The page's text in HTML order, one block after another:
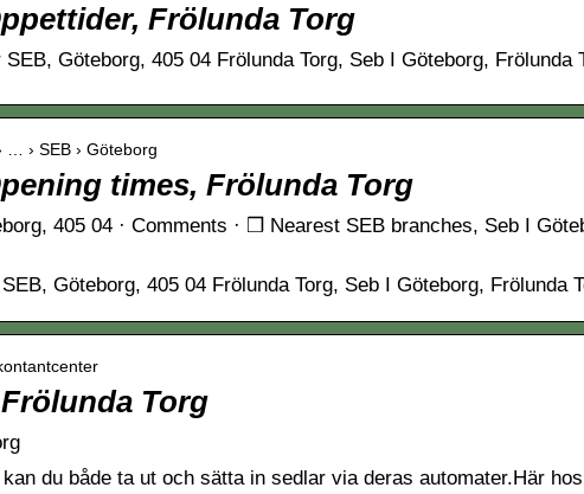
Frölunda Torg
Göteborg, 405 04 Frölunda Torg, Seb I Göteborg, Frölunda
… › SEB › Göteborg
times, Frölunda Torg
405 04 · Comments · ❒ Nearest SEB branches, Seb I
Göteborg, 405 04 Frölunda Torg, Seb I Göteborg, Frölunda
Torg
du både ta ut och sätta in sedlar via deras automater.Här